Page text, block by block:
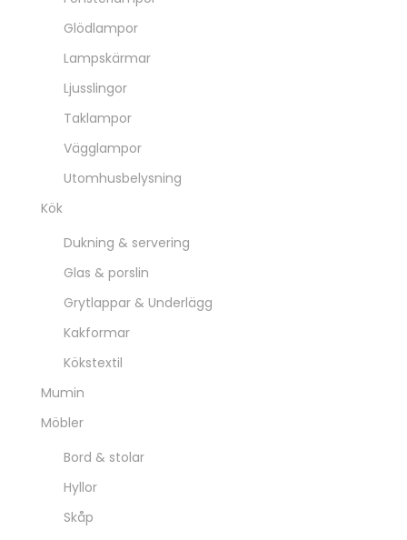
Glödlampor
Lampskärmar
Ljusslingor
Taklampor
Vägglampor
Utomhusbelysning
Kök
Dukning & servering
Glas & porslin
Grytlappar & Underlägg
Kakformar
Kökstextil
Mumin
Möbler
Bord & stolar
Hyllor
Skåp